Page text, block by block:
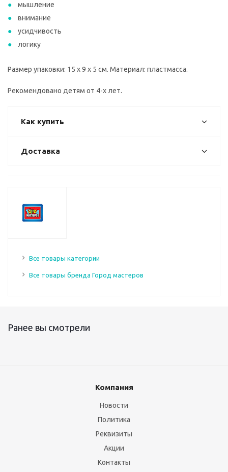
мышление
внимание
усидчивость
логику
Размер упаковки: 15 x 9 x 5 см. Материал: пластмасса.
Рекомендовано детям от 4-х лет.
Как купить
Доставка
Все товары категории
Все товары бренда Город мастеров
Ранее вы смотрели
Компания
Новости
Политика
Реквизиты
Акции
Контакты